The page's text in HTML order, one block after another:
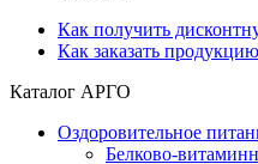
Как получить
Как заказать
Каталог АРГО
Оздоровительное
Белково-